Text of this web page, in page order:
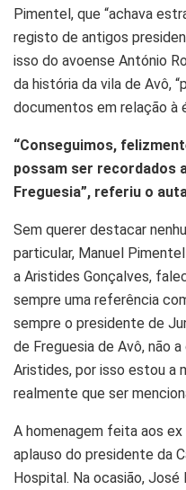
Pimentel, que “achava
registo de antigos
isso do avoense António
da história da vila de Avô,
documentos em relação à
“Conseguimos,
possam ser recordados
Freguesia”, referiu o
Sem querer destacar
particular, Manuel
a Aristides Gonçalves,
sempre uma referência
sempre o presidente de
de Freguesia de Avô, não
Aristides, por isso estou a
realmente que ser
A homenagem feita aos
aplauso do presidente da
Hospital. Na ocasião,